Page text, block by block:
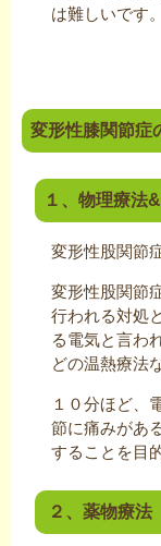
は難しいです。
変形性膝関節症
１、物理療法
変形性股関節
変形性股関節
行われる対処
る電気と言わ
どの温熱療法
１０分ほど、
節に痛みがあ
することを目
２、薬物療法